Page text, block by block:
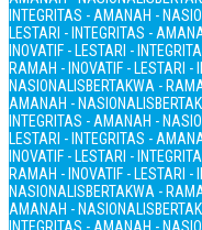
INTEGRITAS - AMANAH -
LESTARI - INTEGRITAS -
INOVATIF - LESTARI -
RAMAH - INOVATIF - LESTARI
NASIONALISBERTAKWA -
AMANAH - NASIONALIS
INTEGRITAS - AMANAH -
LESTARI - INTEGRITAS -
INOVATIF - LESTARI -
RAMAH - INOVATIF - LESTARI
NASIONALISBERTAKWA -
AMANAH - NASIONALIS